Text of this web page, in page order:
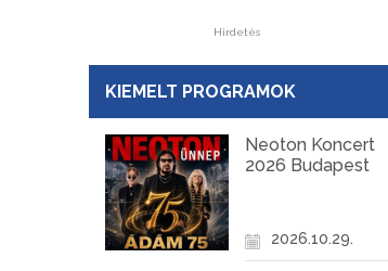
Hirdetés
KIEMELT PROGRAMOK
Neoton Koncert
2026 Budapest
2026.10.29.